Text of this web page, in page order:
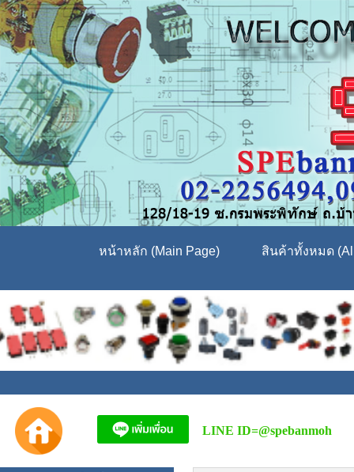
หน้าหลัก (Main Page) สินค้าทั้งหมด
LINE ID=@spebanmoh